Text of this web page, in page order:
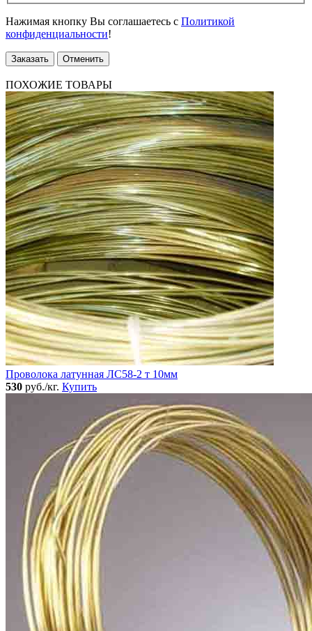
Нажимая кнопку Вы соглашаетесь с Политикой
конфиденциальности!
Заказать Отменить
ПОХОЖИЕ ТОВАРЫ
Проволока латунная ЛС58-2 т 10мм
530 руб./кг. Купить